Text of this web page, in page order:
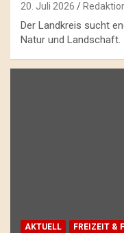
20. Juli 2026
Der Landkreis sucht
Natur und Landschaft.
AKTUELL FREIZEIT &